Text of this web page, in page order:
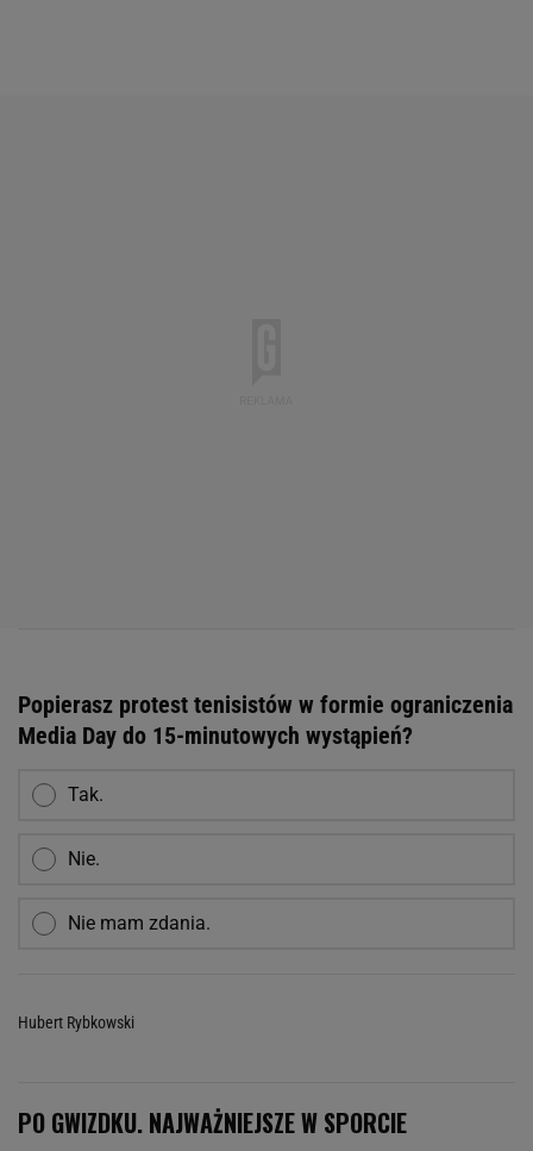
Popierasz protest tenisistów w formie ograniczenia
Media Day do 15-minutowych wystąpień?
Tak.
Nie.
Nie mam zdania.
Hubert Rybkowski